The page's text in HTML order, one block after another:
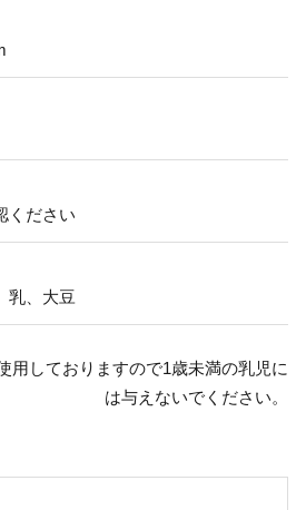
ください
乳、大豆
用しておりますので1歳未満の乳児に
は与えないでください。